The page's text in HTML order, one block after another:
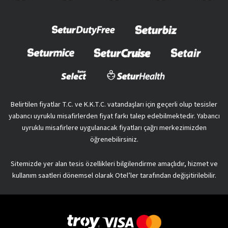
Belirtilen fiyatlar T.C. ve K.K.T.C. vatandaşları için geçerli olup tesisler
yabancı uyruklu misafirlerden fiyat farkı talep edebilmektedir. Yabancı
uyruklu misafirlere uygulanacak fiyatları çağrı merkezimizden
öğrenebilirsiniz.
Sitemizde yer alan tesis özellikleri bilgilendirme amaçlıdır, hizmet ve
kullanım saatleri dönemsel olarak Otel’ler tarafından değişitirilebilir.